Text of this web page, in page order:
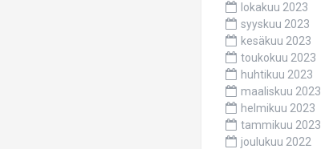
lokakuu 2023
syyskuu 2023
kesäkuu 2023
toukokuu 2023
huhtikuu 2023
maaliskuu 2023
helmikuu 2023
tammikuu 2023
joulukuu 2022